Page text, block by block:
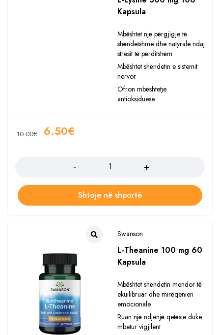
Kapsula
Mbështet një përgjigje të
shëndetshme dhe natyrale ndaj
stresit të përditshëm
Mbështet shëndetin e sistemit
nervor
Ofron mbështetje
antioksiduese
10.00€ 6.50€
Shtoje në shportë
Swanson
L-Theanine 100 mg 60
Kapsula
Mbështet shëndetin mendor të
ekuilibruar dhe mirëqenien
emocionale
Ruan një ndjenjë qetësie duke
mbetur vigjilent